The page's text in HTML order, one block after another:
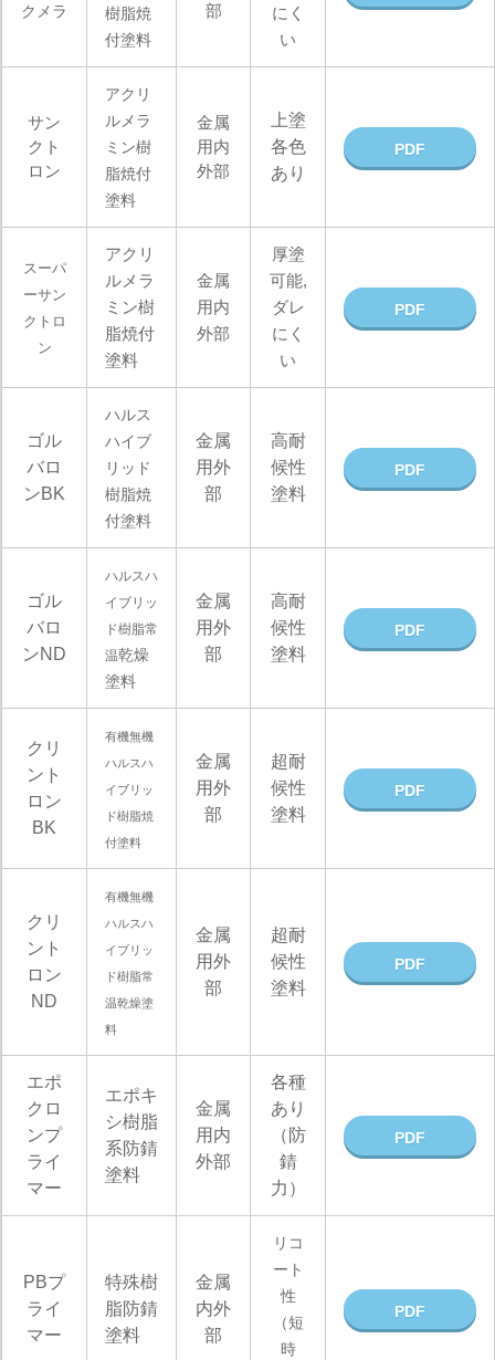
クメラ
樹脂焼
付塗料
部
にく
い
サン
クト
ロン
アクリ
ルメラ
ミン樹
脂焼付
塗料
金属
用内
外部
上塗
各色
あり
PDF
スーパ
ーサン
クトロ
ン
アクリ
ルメラ
ミン樹
脂焼付
塗料
金属
用内
外部
厚塗
可能,
ダレ
にく
い
PDF
ゴル
バロ
ンBK
ハルス
ハイブ
リッド
樹脂焼
付塗料
金属
用外
部
高耐
候性
塗料
PDF
ゴル
バロ
ンND
ハルスハ
イブリッ
ド樹脂常
温乾燥
塗料
金属
用外
部
高耐
候性
塗料
PDF
クリ
ント
ロン
BK
有機無機
ハルスハ
イブリッ
ド樹脂焼
付塗料
金属
用外
部
超耐
候性
塗料
PDF
クリ
ント
ロン
ND
有機無機
ハルスハ
イブリッ
ド樹脂常
温乾燥塗
料
金属
用外
部
超耐
候性
塗料
PDF
エポ
クロ
ンプ
ライ
マー
エポキ
シ樹脂
系防錆
塗料
金属
用内
外部
各種
あり
（防
錆
力）
PDF
PBプ
ライ
マー
特殊樹
脂防錆
塗料
金属
内外
部
リコ
ート
性
（短
時
PDF